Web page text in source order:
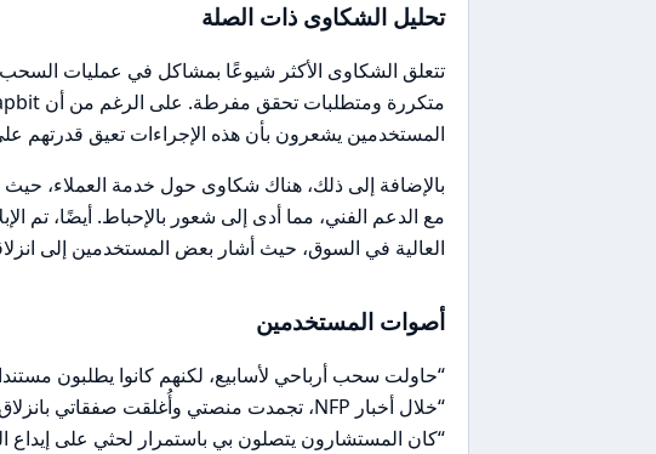
تحليل الشكاوى ذات الصلة
تتعلق الشكاوى الأكثر شيوعًا بمشاكل في عمليات
المستخدمين يشعرون بأن هذه الإجراءات تعيق قدرتهم
بالإضافة إلى ذلك، هناك شكاوى حول خدمة العملاء،
مع الدعم الفني، مما أدى إلى شعور بالإحباط. أيضًا، تم
العالية في السوق، حيث أشار بعض المستخدمين إلى
أصوات المستخدمين
“حاولت سحب أرباحي لأسابيع، لكنهم كانوا يطلبون
“خلال أخبار NFP، تجمدت منصتي وأُغلقت صفقاتي بانزلاق سعري كبير.”
“كان المستشارون يتصلون بي باستمرار لحثي على إيداع